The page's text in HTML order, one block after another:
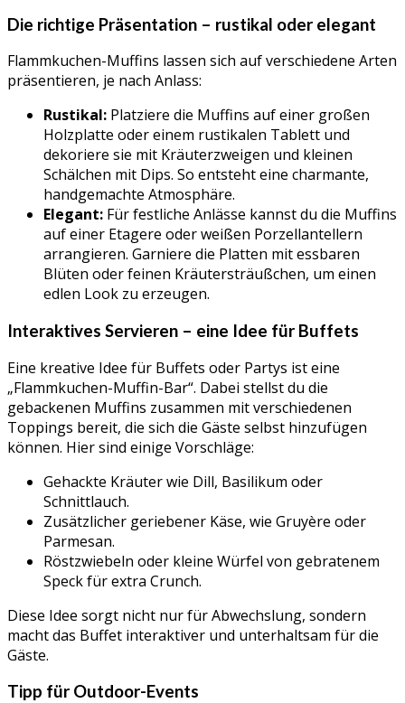
Die richtige Präsentation – rustikal oder elegant
Flammkuchen-Muffins lassen sich auf verschiedene Arten
präsentieren, je nach Anlass:
Rustikal: Platziere die Muffins auf einer großen
Holzplatte oder einem rustikalen Tablett und
dekoriere sie mit Kräuterzweigen und kleinen
Schälchen mit Dips. So entsteht eine charmante,
handgemachte Atmosphäre.
Elegant: Für festliche Anlässe kannst du die Muffins
auf einer Etagere oder weißen Porzellantellern
arrangieren. Garniere die Platten mit essbaren
Blüten oder feinen Kräutersträußchen, um einen
edlen Look zu erzeugen.
Interaktives Servieren – eine Idee für Buffets
Eine kreative Idee für Buffets oder Partys ist eine
„Flammkuchen-Muffin-Bar“. Dabei stellst du die
gebackenen Muffins zusammen mit verschiedenen
Toppings bereit, die sich die Gäste selbst hinzufügen
können. Hier sind einige Vorschläge:
Gehackte Kräuter wie Dill, Basilikum oder
Schnittlauch.
Zusätzlicher geriebener Käse, wie Gruyère oder
Parmesan.
Röstzwiebeln oder kleine Würfel von gebratenem
Speck für extra Crunch.
Diese Idee sorgt nicht nur für Abwechslung, sondern
macht das Buffet interaktiver und unterhaltsam für die
Gäste.
Tipp für Outdoor-Events